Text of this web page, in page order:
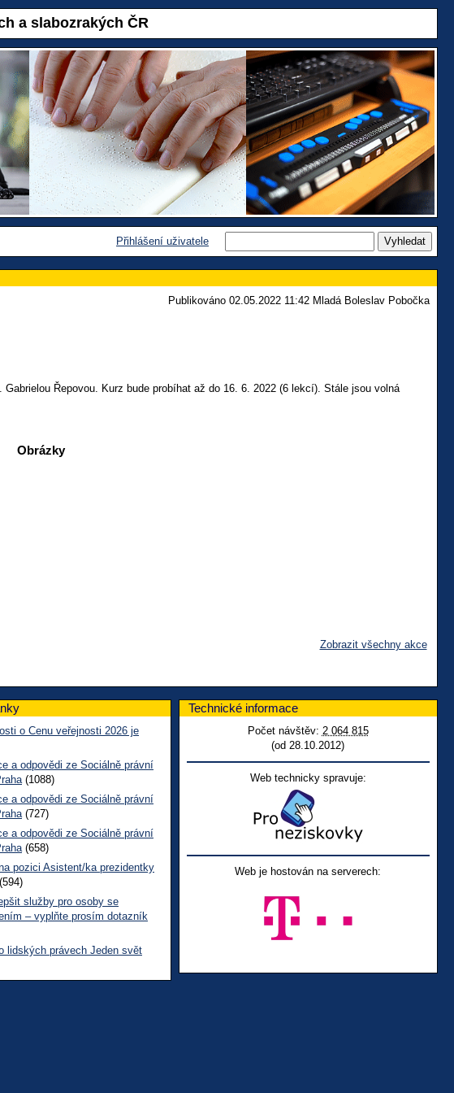
a slabozrakých ČR
Přihlášení uživatele
Publikováno 02.05.2022 11:42 Mladá Boleslav Pobočka
Řepovou. Kurz bude probíhat až do 16. 6. 2022 (6 lekcí). Stále jsou volná
Obrázky
Zobrazit všechny akce
o Cenu veřejnosti 2026 je
a odpovědi ze Sociálně právní
(1088)
a odpovědi ze Sociálně právní
(727)
a odpovědi ze Sociálně právní
(658)
pozici Asistent/ka prezidentky
(594)
služby pro osoby se
– vyplňte prosím dotazník
lidských právech Jeden svět
Technické informace
Počet návštěv: 2 064 815
(od 28.10.2012)
Web technicky spravuje:
Web je hostován na serverech: